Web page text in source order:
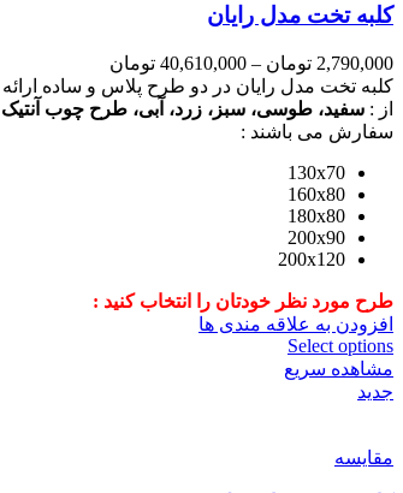
کلبه تخت مدل رایان
2,790,000 تومان –
40,610,000 تومان
کلبه تخت مدل رایان در دو طرح پلاس و ساده
از : سفید، طوسی، سبز، زرد، آبی، طرح چوب آنتیک
سفارش می باشند :
130x70
160x80
180x80
200x90
200x120
طرح مورد نظر خودتان را انتخاب کنید :
افزودن به علاقه مندی ها
Select options
مشاهده سریع
جدید
مقایسه